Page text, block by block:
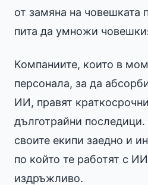
от замяна на човешката
пита да умножи
Компаниите, които в
персонала, за да
ИИ, правят
дълготрайни
своите екипи заедно и
по който те работят с
издръжливо.